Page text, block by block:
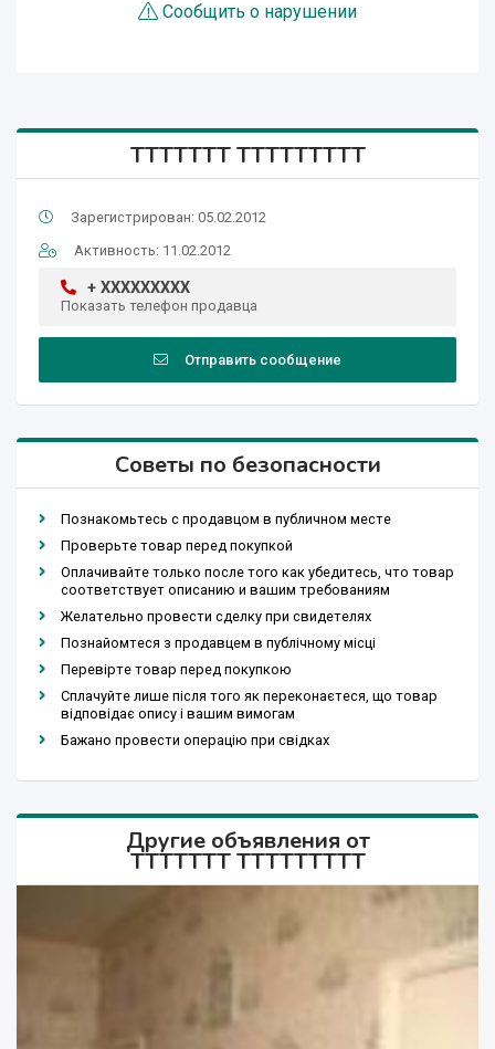
Сообщить о нарушении
TTTTTTT TTTTTTTTT
Зарегистрирован: 05.02.2012
Активность: 11.02.2012
+ XXXXXXXXX
Показать телефон продавца
Отправить сообщение
Советы по безопасности
Познакомьтесь с продавцом в публичном месте
Проверьте товар перед покупкой
Оплачивайте только после того как убедитесь, что товар
соответствует описанию и вашим требованиям
Желательно провести сделку при свидетелях
Познайомтеся з продавцем в публічному місці
Перевірте товар перед покупкою
Сплачуйте лише після того як переконаєтеся, що товар
відповідає опису і вашим вимогам
Бажано провести операцію при свідках
Другие объявления от
TTTTTTT TTTTTTTTT